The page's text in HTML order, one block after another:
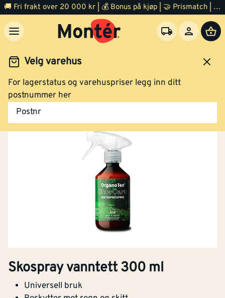
🚚 Fri frakt over 20 000 kr | 💰 Bonus på kjøp | 🤝 Prismatch | ⭐ 100% fornøyd garanti | 🏪 140 byggevarehus
Velg varehus
For lagerstatus og varehuspriser legg inn ditt
postnummer her
Postnr
Arbeidsklær og verneutstyr
Skospray vanntett 300 ml
Universell bruk